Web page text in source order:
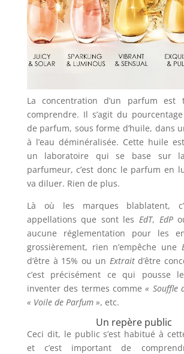
La concentration d’un parfum est
comprendre. Il s’agit du
de parfum, sous forme d’huile, dans
à l’eau déminéralisée. Cette huile
un laboratoire qui se base sur
parfumeur, c’est donc le parfum en
va diluer. Rien de plus.
Là où les marques blablatent,
appellations que sont les EdT, EdP
aucune réglementation pour les
grossièrement, rien n’empêche une
d’être à 15% ou un Extraitd’être
c’est précisément ce qui pousse
inventer des termes comme« Souffle
« Voile de Parfum », etc.
Un repère public
Ceci dit, le public s’est habitué à
et c’est important de